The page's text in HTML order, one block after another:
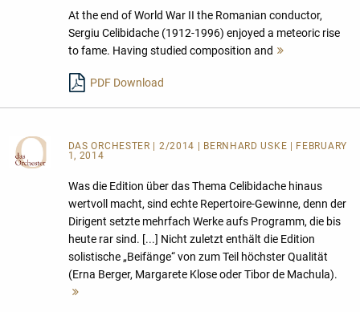
At the end of World War II the Romanian conductor,
Sergiu Celibidache (1912-1996) enjoyed a meteoric rise
to fame. Having studied composition and
PDF Download
DAS ORCHESTER
| 2/2014 | BERNHARD USKE | FEBRUARY
1, 2014
Was die Edition über das Thema Celibidache hinaus
wertvoll macht, sind echte Repertoire-Gewinne, denn der
Dirigent setzte mehrfach Werke aufs Programm, die bis
heute rar sind. [...] Nicht zuletzt enthält die Edition
solistische „Beifänge“ von zum Teil höchster Qualität
(Erna Berger, Margarete Klose oder Tibor de Machula).